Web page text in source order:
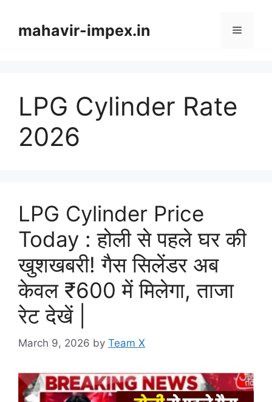
contentmahavir-impex.in Menu
LPG Cylinder Rate
2026
LPG Cylinder Price
Today : होली से पहले घर की
खुशखबरी! गैस सिलेंडर अब
केवल ₹600 में मिलेगा, ताजा
रेट देखें |
March 9, 2026 by Team X